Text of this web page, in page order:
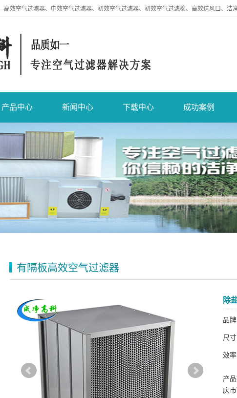
效空气过滤器、中效空气过滤器、初效空气过滤器、初效空气过滤棉、高效送风口、洁
产品中心 新闻中心 下载中心 成功案例
有隔板高效空气过滤器
除
品
尺
效
产
庆